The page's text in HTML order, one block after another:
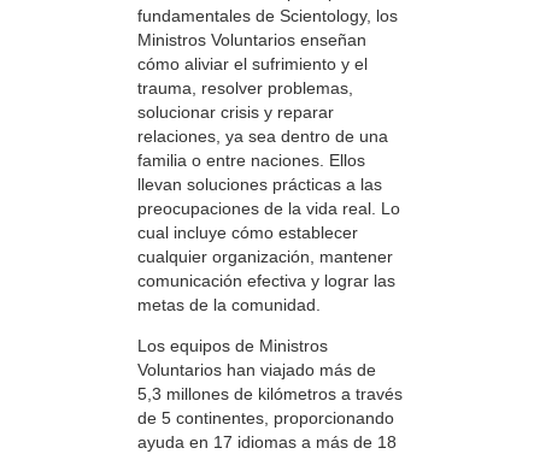
fundamentales de Scientology, los
Ministros Voluntarios enseñan
cómo aliviar el sufrimiento y el
trauma, resolver problemas,
solucionar crisis y reparar
relaciones, ya sea dentro de una
familia o entre naciones. Ellos
llevan soluciones prácticas a las
preocupaciones de la vida real. Lo
cual incluye cómo establecer
cualquier organización, mantener
comunicación efectiva y lograr las
metas de la comunidad.
Los equipos de Ministros
Voluntarios han viajado más de
5,3 millones de kilómetros a través
de 5 continentes, proporcionando
ayuda en 17 idiomas a más de 18